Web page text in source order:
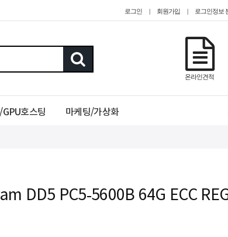
로그인 | 회원가입 | 로그인정보
온라인견적
GPU호스팅 마케팅/가상화
DD5 PC5-5600B 64G ECC